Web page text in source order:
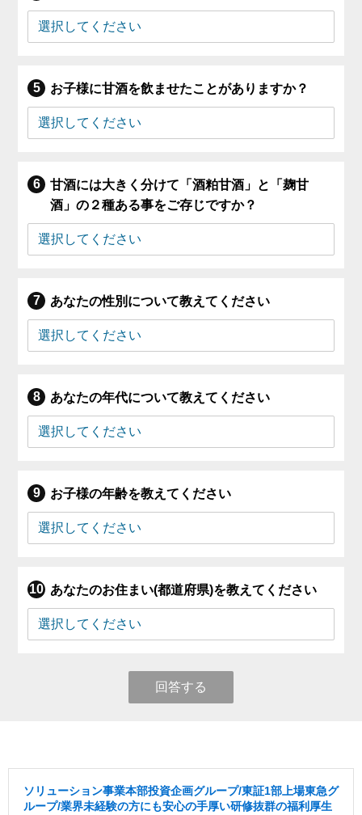
お子様に甘酒を飲ませたことがありますか？
甘酒には大きく分けて「酒粕甘酒」と「麹甘
酒」の２種ある事をご存じですか？
あなたの性別について教えてください
あなたの年代について教えてください
お子様の年齢を教えてください
あなたのお住まい(都道府県)を教えてください
回答する
ソリューション事業本部投資企画グループ/東証1部上場東急グ
ループ/業界未経験の方にも安心の手厚い研修抜群の福利厚生